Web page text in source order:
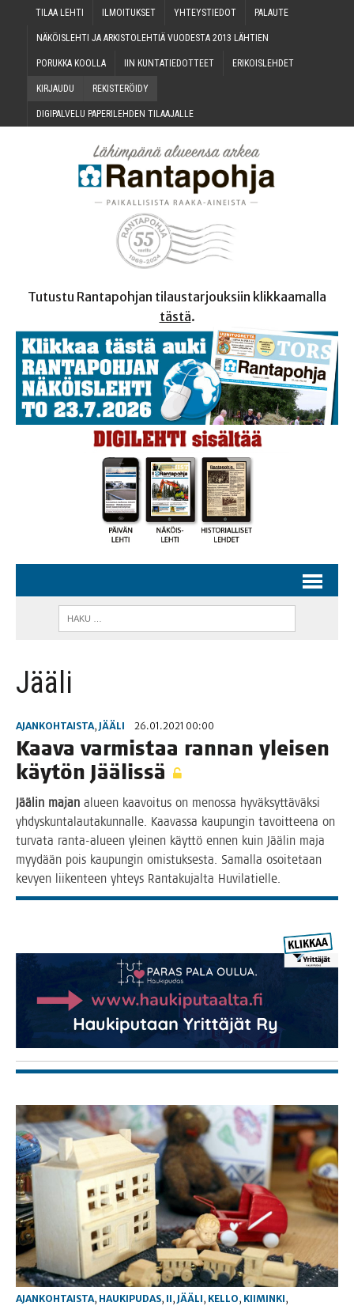
TILAA LEH­TI ILMOI­TUK­SET YHTEYS­TIE­DOT PALAU­TE
NÄKÖIS­LEH­TI JA ARKIS­TO­LEH­TIÄ VUO­DES­TA 2013 LÄHTIEN
PORUK­KA KOOLLA IIN KUN­TA­TIE­DOT­TEET ERI­KOIS­LEH­DET
KIR­JAU­DU REKIS­TE­RÖI­DY
DIGI­PAL­VE­LU PAPE­RI­LEH­DEN TILAAJALLE
Tutustu Rantapohjan tilaustarjouksiin klikkaamalla
tästä.
Jääli
AJANKOHTAISTA, JÄÄLI 26.01.2021 00:00
Kaa­va var­mis­taa ran­nan ylei­sen
käy­tön Jäälissä
Jää­lin majan alu­een kaa­voi­tus on menos­sa hyväk­syt­tä­väk­si
yhdys­kun­ta­lau­ta­kun­nal­le. Kaa­vas­sa kau­pun­gin tavoit­tee­na on
tur­va­ta ran­ta-alu­een ylei­nen käyt­tö ennen kuin Jää­lin maja
myy­dään pois kau­pun­gin omis­tuk­ses­ta. Samal­la osoi­te­taan
kevyen lii­ken­teen yhteys Ran­ta­ku­jal­ta Huvilatielle.
AJANKOHTAISTA, HAUKIPUDAS, II, JÄÄLI, KELLO, KIIMINKI,